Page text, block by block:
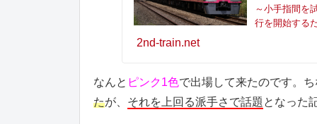
～小手指間を
行を開始する
2nd-train.net
なんと ピンク1色で出場して来たのです。
たが、 それを上回る派手さで話題 となった